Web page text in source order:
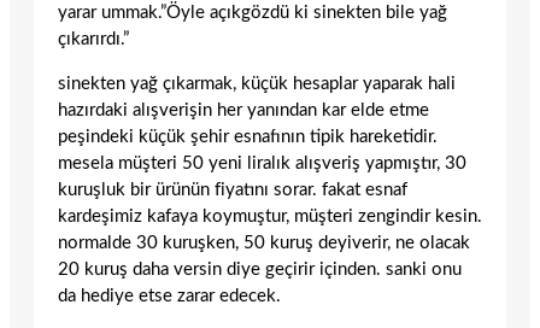
yarar ummak.”Öyle açıkgözdü ki sinekten bile yağ
çıkarırdı.”
sinekten yağ çıkarmak, küçük hesaplar yaparak hali
hazırdaki alışverişin her yanından kar elde etme
peşindeki küçük şehir esnafının tipik hareketidir.
mesela müşteri 50 yeni liralık alışveriş yapmıştır, 30
kuruşluk bir ürünün fiyatını sorar. fakat esnaf
kardeşimiz kafaya koymuştur, müşteri zengindir kesin.
normalde 30 kuruşken, 50 kuruş deyiverir, ne olacak
20 kuruş daha versin diye geçirir içinden. sanki onu
da hediye etse zarar edecek.